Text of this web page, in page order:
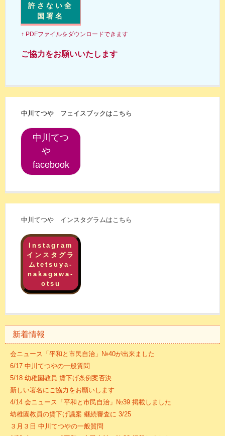
許さない全
国署名
↑ PDFファイルをダウンロードできます
ご協力をお願いいたします
中川てつや フェイスブックはこちら
中川てつ
や
facebook
中川てつや インスタグラムはこちら
Instagram
インスタグラ
ムtetsuya-
nakagawa-
otsu
新着情報
会ニュース「平和と市民自治」№40が出来ました
6/17 中川てつやの一般質問
5/18 幼稚園教員 賃下げ条例案否決
新しい署名にご協力をお願いします
4/14 会ニュース「平和と市民自治」№39 掲載しました
幼稚園教員の賃下げ議案 継続審査に 3/25
３月３日 中川てつやの一般質問